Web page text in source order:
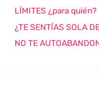
LÍMITES ¿para quién?
¿TE SENTÍAS SOLA
NO TE